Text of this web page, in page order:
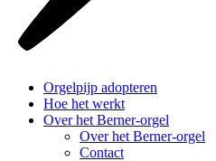
Orgelpijp adopteren
Hoe het werkt
Over het Berner-orgel
Over het Berner-orgel
Contact